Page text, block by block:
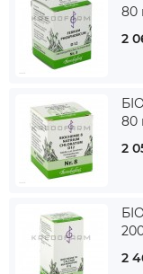
80
2
80
2
2